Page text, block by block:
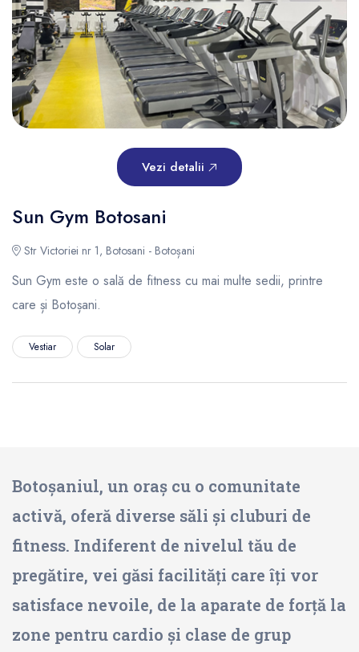
Vezi detalii
Sun Gym Botosani
Str Victoriei nr 1, Botosani - Botoșani
Sun Gym este o sală de fitness cu mai multe sedii, printre
care și Botoșani.
Vestiar Solar
Botoșaniul, un oraș cu o comunitate
activă, oferă diverse săli și cluburi de
fitness. Indiferent de nivelul tău de
pregătire, vei găsi facilități care îți vor
satisface nevoile, de la aparate de forță la
zone pentru cardio și clase de grup